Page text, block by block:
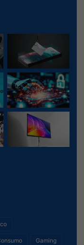
Gaming